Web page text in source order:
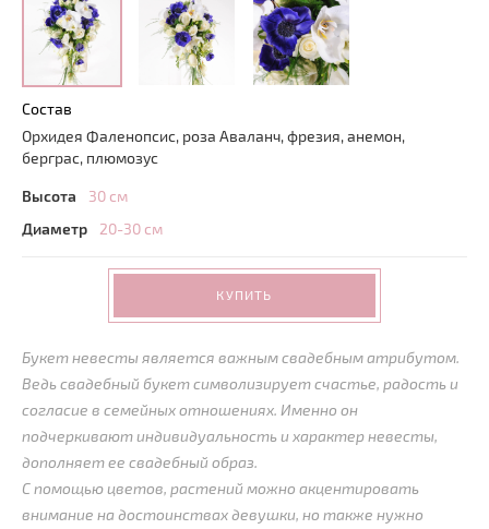
Состав
Орхидея Фаленопсис, роза Аваланч, фрезия, анемон,
берграс, плюмозус
Высота
30 см
Диаметр
20-30 см
КУПИТЬ
Букет невесты является важным свадебным атрибутом.
Ведь свадебный букет символизирует счастье, радость и
согласие в семейных отношениях. Именно он
подчеркивают индивидуальность и характер невесты,
дополняет ее свадебный образ.
С помощью цветов, растений можно акцентировать
внимание на достоинствах девушки, но также нужно